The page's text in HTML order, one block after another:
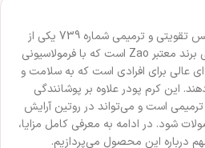
کرم پودر فشرده زاو مدل کمپلکس تقویتی و ترمیمی شماره 739 یکی از
پرطرفدارترین محصولات آرایشی برند معتبر Zao است که با فرمولاسیونی
عالی برای افرادی است که به سلامت و
این کرم پودر علاوه بر پوشانندگی
ترمیمی است و می‌تواند در روتین آرایش
شود. در ادامه به معرفی کامل مزایا،
درباره این محصول می‌پردازیم.